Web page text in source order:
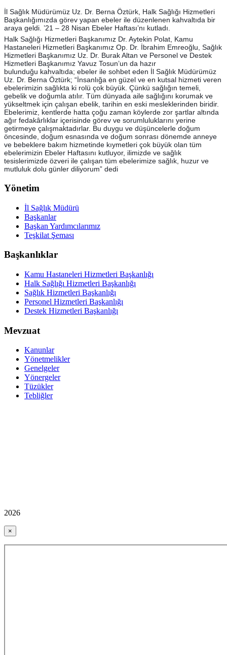
İl Sağlık Müdürümüz Uz. Dr. Berna Öztürk, Halk Sağlığı Hizmetleri
Başkanlığımızda görev yapan ebeler ile düzenlenen kahvaltıda bir
araya geldi. ’21 – 28 Nisan Ebeler Haftası’nı kutladı.
Halk Sağlığı Hizmetleri Başkanımız Dr. Aytekin Polat, Kamu
Hastaneleri Hizmetleri Başkanımız Op. Dr. İbrahim Emreoğlu, Sağlık
Hizmetleri Başkanımız Uz. Dr. Burak Altan ve Personel ve Destek
Hizmetleri Başkanımız Yavuz Tosun’un da hazır
bulunduğu kahvaltıda; ebeler ile sohbet eden İl Sağlık Müdürümüz
Uz. Dr. Berna Öztürk; “İnsanlığa en güzel ve en kutsal hizmeti veren
ebelerimizin sağlıkta ki rolü çok büyük. Çünkü sağlığın temeli,
gebelik ve doğumla atılır. Tüm dünyada aile sağlığını korumak ve
yükseltmek için çalışan ebelik, tarihin en eski mesleklerinden biridir.
Ebelerimiz, kentlerde hatta çoğu zaman köylerde zor şartlar altında
ağır fedakârlıklar içerisinde görev ve sorumluluklarını yerine
getirmeye çalışmaktadırlar. Bu duygu ve düşüncelerle doğum
öncesinde, doğum esnasında ve doğum sonrası dönemde anneye
ve bebeklere bakım hizmetinde kıymetleri çok büyük olan tüm
ebelerimizin Ebeler Haftasını kutluyor, ilimizde ve sağlık
tesislerimizde özveri ile çalışan tüm ebelerimize sağlık, huzur ve
mutluluk dolu günler diliyorum” dedi
Yönetim
İl Sağlık Müdürü
Başkanlar
Başkan Yardımcılarımız
Teşkilat Şeması
Başkanlıklar
Kamu Hastaneleri Hizmetleri Başkanlığı
Halk Sağlığı Hizmetleri Başkanlığı
Sağlık Hizmetleri Başkanlığı
Personel Hizmetleri Başkanlığı
Destek Hizmetleri Başkanlığı
Mevzuat
Kanunlar
Yönetmelikler
Genelgeler
Yönergeler
Tüzükler
Tebliğler
2026
×